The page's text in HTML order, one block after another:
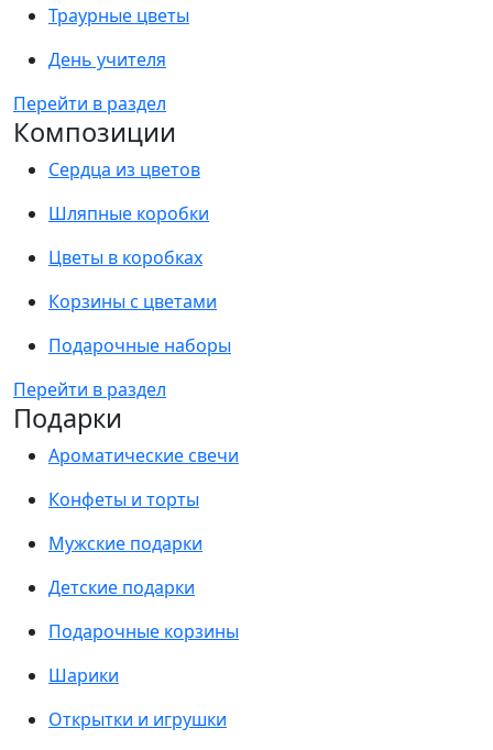
Траурные цветы
День учителя
Перейти в раздел
Композиции
Сердца из цветов
Шляпные коробки
Цветы в коробках
Корзины с цветами
Подарочные наборы
Перейти в раздел
Подарки
Ароматические свечи
Конфеты и торты
Мужские подарки
Детские подарки
Подарочные корзины
Шарики
Открытки и игрушки